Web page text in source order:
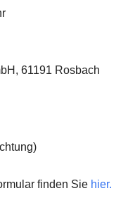
61191 Rosbach
finden Sie hier.